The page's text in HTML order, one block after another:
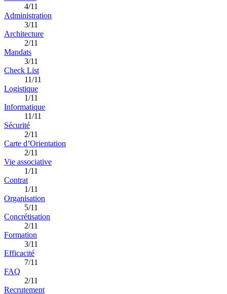
4/11
Administration
3/11
Architecture
2/11
Mandats
3/11
Check List
11/11
Logistique
1/11
Informatique
11/11
Sécurité
2/11
Carte d’Orientation
2/11
Vie associative
1/11
Contrat
1/11
Organisation
5/11
Concrétisation
2/11
Formation
3/11
Efficacité
7/11
FAQ
2/11
Recrutement